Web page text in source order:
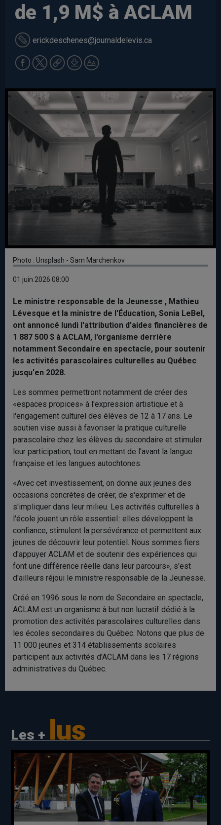
de 1,9 M$ à ACLAM
erickdeschenes@journaldelevis.ca
Photo : Unsplash - Sam Marchenkov
01 juin 2026 08:00
Le ministre responsable de la Jeunesse , Mathieu
Lévesque et la ministre de l'Éducation, Sonia LeBel,
ont annoncé lundi l'attribution d'aides financières de
1 887 500 $ à ACLAM, l'organisme derrière
notamment Secondaire en spectacle, pour soutenir
les activités parascolaires culturelles au Québec
jusqu'en 2028.
Les sommes permettront notamment de créer des
«espaces propices» à l'expression artistique et à
l'engagement culturel des élèves de 12 à 17 ans. Le
soutien vise aussi à favoriser la pratique culturelle
parascolaire chez les élèves du secondaire et stimuler
leur participation, tout en mettant de l'avant la langue
française et les langues autochtones.
«Avec cet investissement, on donne aux jeunes des
occasions concrètes de créer, de s'exprimer et de
s'impliquer dans leur milieu. Les activités culturelles à
l'école jouent un rôle essentiel : elles développent la
confiance, stimulent la persévérance et permettent aux
jeunes de découvrir leur potentiel. Nous sommes fiers
d'appuyer ACLAM et de soutenir des expériences qui
font une différence réelle dans leur parcours», s'est
d'ailleurs réjoui le ministre responsable de la Jeunesse.
Créé en 1996 sous le nom de Secondaire en spectacle,
ACLAM est un organisme à but non lucratif dédié à la
promotion des activités parascolaires culturelles dans
les écoles secondaires du Québec. Notons que plus de
11 000 jeunes et 314 établissements scolaires
participent aux activités d'ACLAM dans les 17 régions
administratives du Québec.
Les + lus